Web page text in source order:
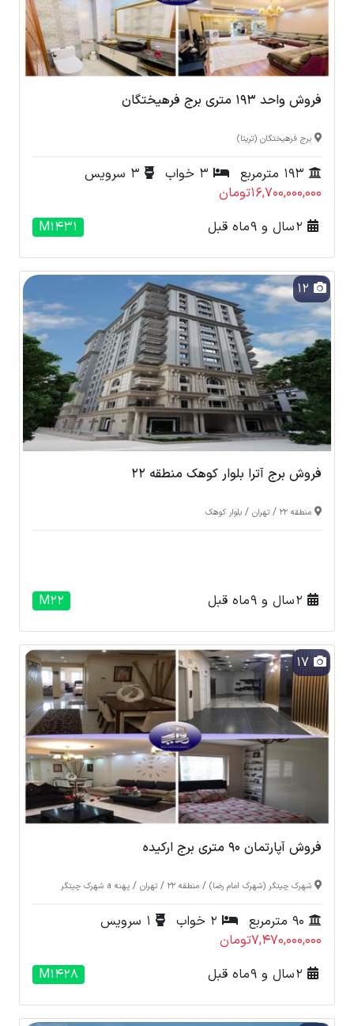
فروش واحد 193 متری برج فرهیختگان
برج فرهیختگان (تریتا)
16,700,000,000تومان
M1431
فروش برج آترا بلوار کوهک منطقه 22
منطقه 22 / تهران / بلوار کوهک
M22
17
فروش آپارتمان 90 متری برج ارکیده
شهرک چیتگر (شهرک امام رضا) / منطقه 22 / تهران / پهنه a شهرک چیتگر
7,470,000,000تومان
M1428